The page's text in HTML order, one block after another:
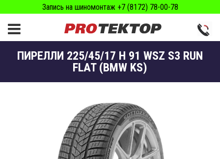
Запись на шиномонтаж +7 (8172) 78-00-78
ПИРЕЛЛИ 225/45/17 H 91 WSZ S3 RUN
FLAT (BMW KS)